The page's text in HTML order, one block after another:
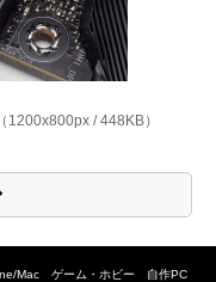
（1200x800px / 448KB）
Mac ゲーム・ホビー 自作PC